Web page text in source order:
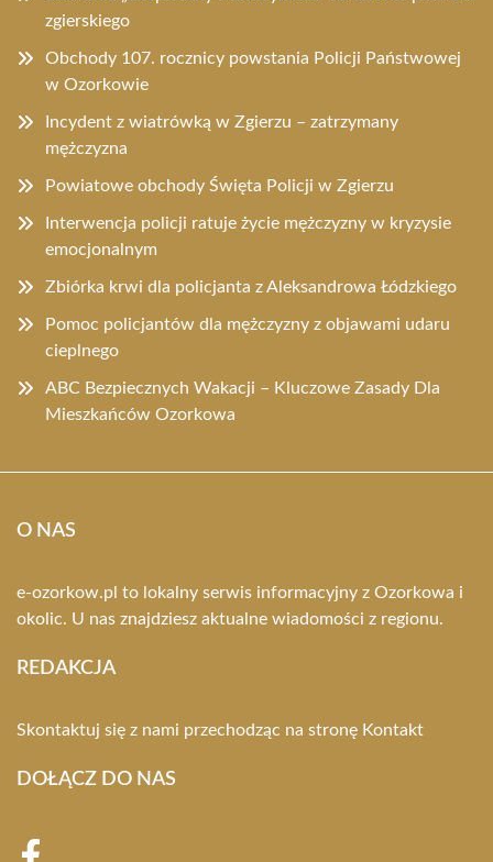
zgierskiego
Obchody 107. rocznicy powstania Policji Państwowej
w Ozorkowie
Incydent z wiatrówką w Zgierzu – zatrzymany
mężczyzna
Powiatowe obchody Święta Policji w Zgierzu
Interwencja policji ratuje życie mężczyzny w kryzysie
emocjonalnym
Zbiórka krwi dla policjanta z Aleksandrowa Łódzkiego
Pomoc policjantów dla mężczyzny z objawami udaru
cieplnego
ABC Bezpiecznych Wakacji – Kluczowe Zasady Dla
Mieszkańców Ozorkowa
O NAS
e-ozorkow.pl to lokalny serwis informacyjny z Ozorkowa i
okolic. U nas znajdziesz aktualne wiadomości z regionu.
REDAKCJA
Skontaktuj się z nami przechodząc na stronę Kontakt
DOŁĄCZ DO NAS